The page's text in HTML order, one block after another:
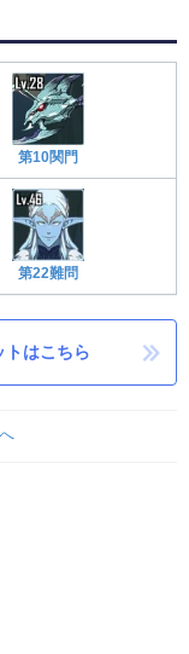
第10関門
第22難問
トはこちら